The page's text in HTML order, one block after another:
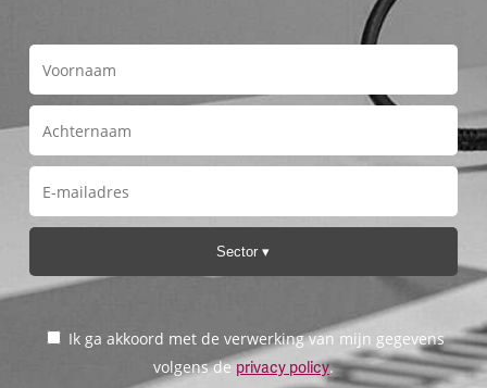
Sector
Ik ga akkoord met de verwerking van mijn gegevens
volgens deprivacy policy.